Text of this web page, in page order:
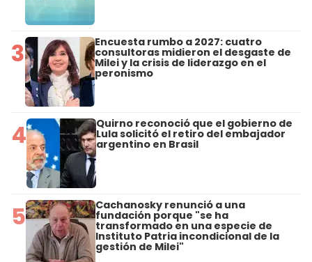
3 Encuesta rumbo a 2027: cuatro
consultoras midieron el desgaste de
Milei y la crisis de liderazgo en el
peronismo
4 Quirno reconoció que el gobierno de
Lula solicitó el retiro del embajador
argentino en Brasil
5 Cachanosky renunció a una
fundación porque "se ha
transformado en una especie de
Instituto Patria incondicional de la
gestión de Milei"